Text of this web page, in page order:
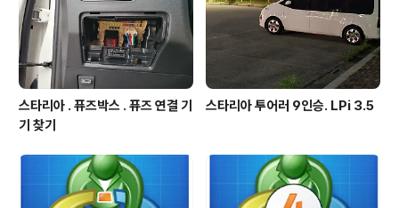
스타리아 . 퓨즈박스 . 퓨즈 연결 기
기 찾기
스타리아 투어러 9인승. LPi 3.5